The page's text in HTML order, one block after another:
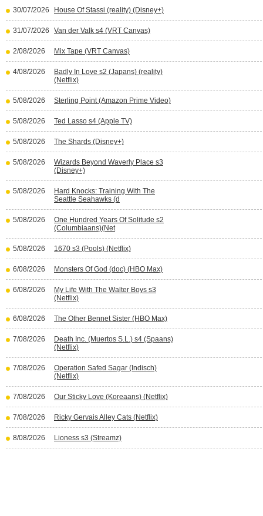
30/07/2026 House Of Stassi (reality) (Disney+)
31/07/2026 Van der Valk s4 (VRT Canvas)
2/08/2026 Mix Tape (VRT Canvas)
4/08/2026
Badly In Love s2 (Japans) (reality)
(Netflix)
5/08/2026 Sterling Point (Amazon Prime Video)
5/08/2026 Ted Lasso s4 (Apple TV)
5/08/2026 The Shards (Disney+)
5/08/2026
Wizards Beyond Waverly Place s3
(Disney+)
5/08/2026
Hard Knocks: Training With The
Seattle Seahawks (d
5/08/2026
One Hundred Years Of Solitude s2
(Columbiaans)(Net
5/08/2026 1670 s3 (Pools) (Netflix)
6/08/2026 Monsters Of God (doc) (HBO Max)
6/08/2026
My Life With The Walter Boys s3
(Netflix)
6/08/2026 The Other Bennet Sister (HBO Max)
7/08/2026
Death Inc. (Muertos S.L.) s4 (Spaans)
(Netflix)
7/08/2026
Operation Safed Sagar (Indisch)
(Netflix)
7/08/2026 Our Sticky Love (Koreaans) (Netflix)
7/08/2026 Ricky Gervais Alley Cats (Netflix)
8/08/2026 Lioness s3 (Streamz)